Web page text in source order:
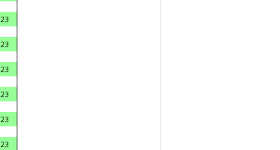
23
23
23
23
23
23